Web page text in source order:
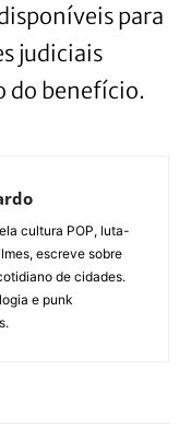
para
judiciais
do benefício.
cultura POP, luta-
escreve sobre
de cidades.
e punk